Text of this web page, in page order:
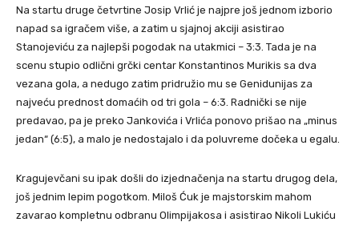
Na startu druge četvrtine Josip Vrlić je najpre još jednom izborio
napad sa igračem više, a zatim u sjajnoj akciji asistirao
Stanojeviću za najlepši pogodak na utakmici – 3:3. Tada je na
scenu stupio odlični grčki centar Konstantinos Murikis sa dva
vezana gola, a nedugo zatim pridružio mu se Genidunijas za
najveću prednost domaćih od tri gola – 6:3. Radnički se nije
predavao, pa je preko Jankovića i Vrlića ponovo prišao na „minus
jedan“ (6:5), a malo je nedostajalo i da poluvreme dočeka u egalu.
Kragujevčani su ipak došli do izjednačenja na startu drugog dela,
još jednim lepim pogotkom. Miloš Ćuk je majstorskim mahom
zavarao kompletnu odbranu Olimpijakosa i asistirao Nikoli Lukiću